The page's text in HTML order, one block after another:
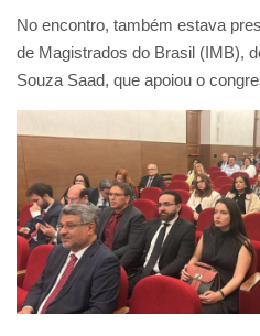
No encontro, também estava
de Magistrados do Brasil (IMB),
Souza Saad, que apoiou o